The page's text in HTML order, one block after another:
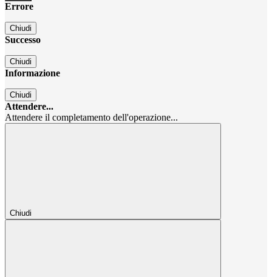
Errore
Chiudi
Successo
Chiudi
Informazione
Chiudi
Attendere...
Attendere il completamento dell'operazione...
Chiudi